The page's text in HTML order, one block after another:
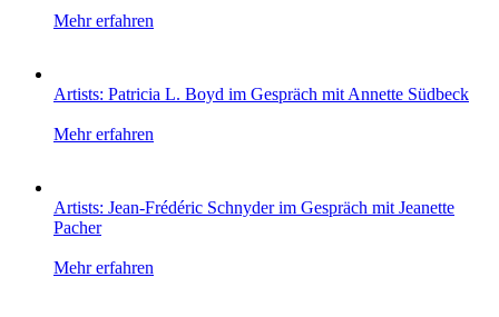
Mehr erfahren
Artists: Patricia L. Boyd im Gespräch mit Annette Südbeck
Mehr erfahren
Artists: Jean-Frédéric Schnyder im Gespräch mit Jeanette
Pacher
Mehr erfahren